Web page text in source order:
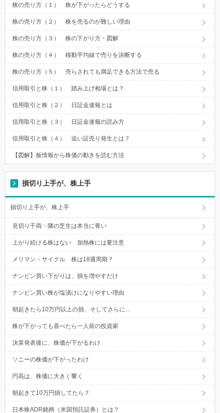
株の売り方（１） 株が下がったらどうする
株の売り方（２） 株を売るのが難しい理由
株の売り方（３） 株の下がり方・図解
株の売り方（４） 移動平均線で売りを決断する
株の売り方（５） 売らされても満足できる方法で売る
信用取引と株（１） 踏み上げ相場とは？
信用取引と株（２） 日証金速報とは
信用取引と株（３） 日証金速報の読み方
信用取引と株（４） 追い証売り発生とは？
【図解】板情報から株価の動きを読む方法
損切り上手が、株上手
損切り上手が、株上手
見切り千両・隣の芝生は本当に青い
上がり続ける株はない 加熱株には要注意
メリマン・サイクル 株は18週周期？
ナンピン買い下がりは、損を増やすだけ
ナンピン買い株が塩漬けになりやすい理由
朝起きたら10万円以上の損、そしてさらに…
株が下がっても喜べたら一人前の投資家
決算発表後に、株価が下がるわけ
ソニーの株価が下がったわけ
円高は、株価に大きく響く
朝起きて10万円損してたら？
日本株ADR銘柄（米国預託証券）とは？